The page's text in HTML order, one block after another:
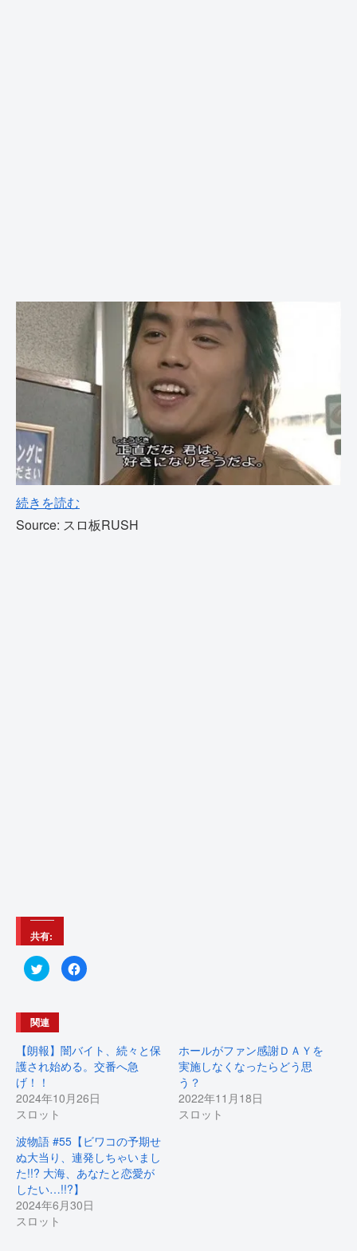
続きを読む
Source: スロ板RUSH
共有:
ク
リ
て
T
w
t
t
e
r
で
共
(
し
い
ウ
ィ
ン
ド
ウ
で
開
き
F
a
共
す
は
ク
し
て
く
だ
(
新
関連
【朗報】闇バイト、続々と保
護され始める。交番へ急
げ！！
2024年10月26日
スロット
ホールがファン感謝ＤＡＹを
実施しなくなったらどう思
う？
2022年11月18日
スロット
波物語 #55【ビワコの予期せ
ぬ大当り、連発しちゃいまし
た!!? 大海、あなたと恋愛が
したい…!!?】
2024年6月30日
スロット